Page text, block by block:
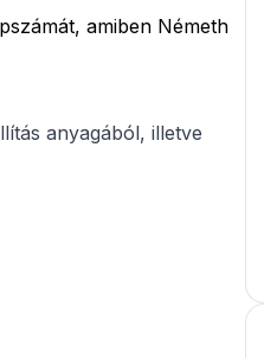
amiben Németh
anyagából, illetve